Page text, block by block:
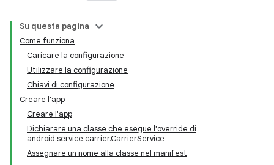
Su questa pagina
Come funziona
Caricare la configurazione
Utilizzare la configurazione
Chiavi di configurazione
Creare l'app
Creare l'app
Dichiarare una classe che esegue l'override di
android.service.carrier.CarrierService
Assegnare un nome alla classe nel manifest